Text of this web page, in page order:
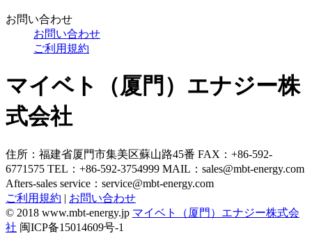
お問い合わせ
お問い合わせ
ご利用規約
マイベト（厦門）エナジー株
式会社
住所：福建省厦門市集美区蘇山路45番 FAX：+86-592-
6771575 TEL：+86-592-3754999 MAIL： sales@mbt-energy.com
Afters-sales service： service@mbt-energy.com
ご利用規約 | お問い合わせ
© 2018 www.mbt-energy.jp マイベト（厦門）エナジー株式会
社 闽ICP备15014609号-1